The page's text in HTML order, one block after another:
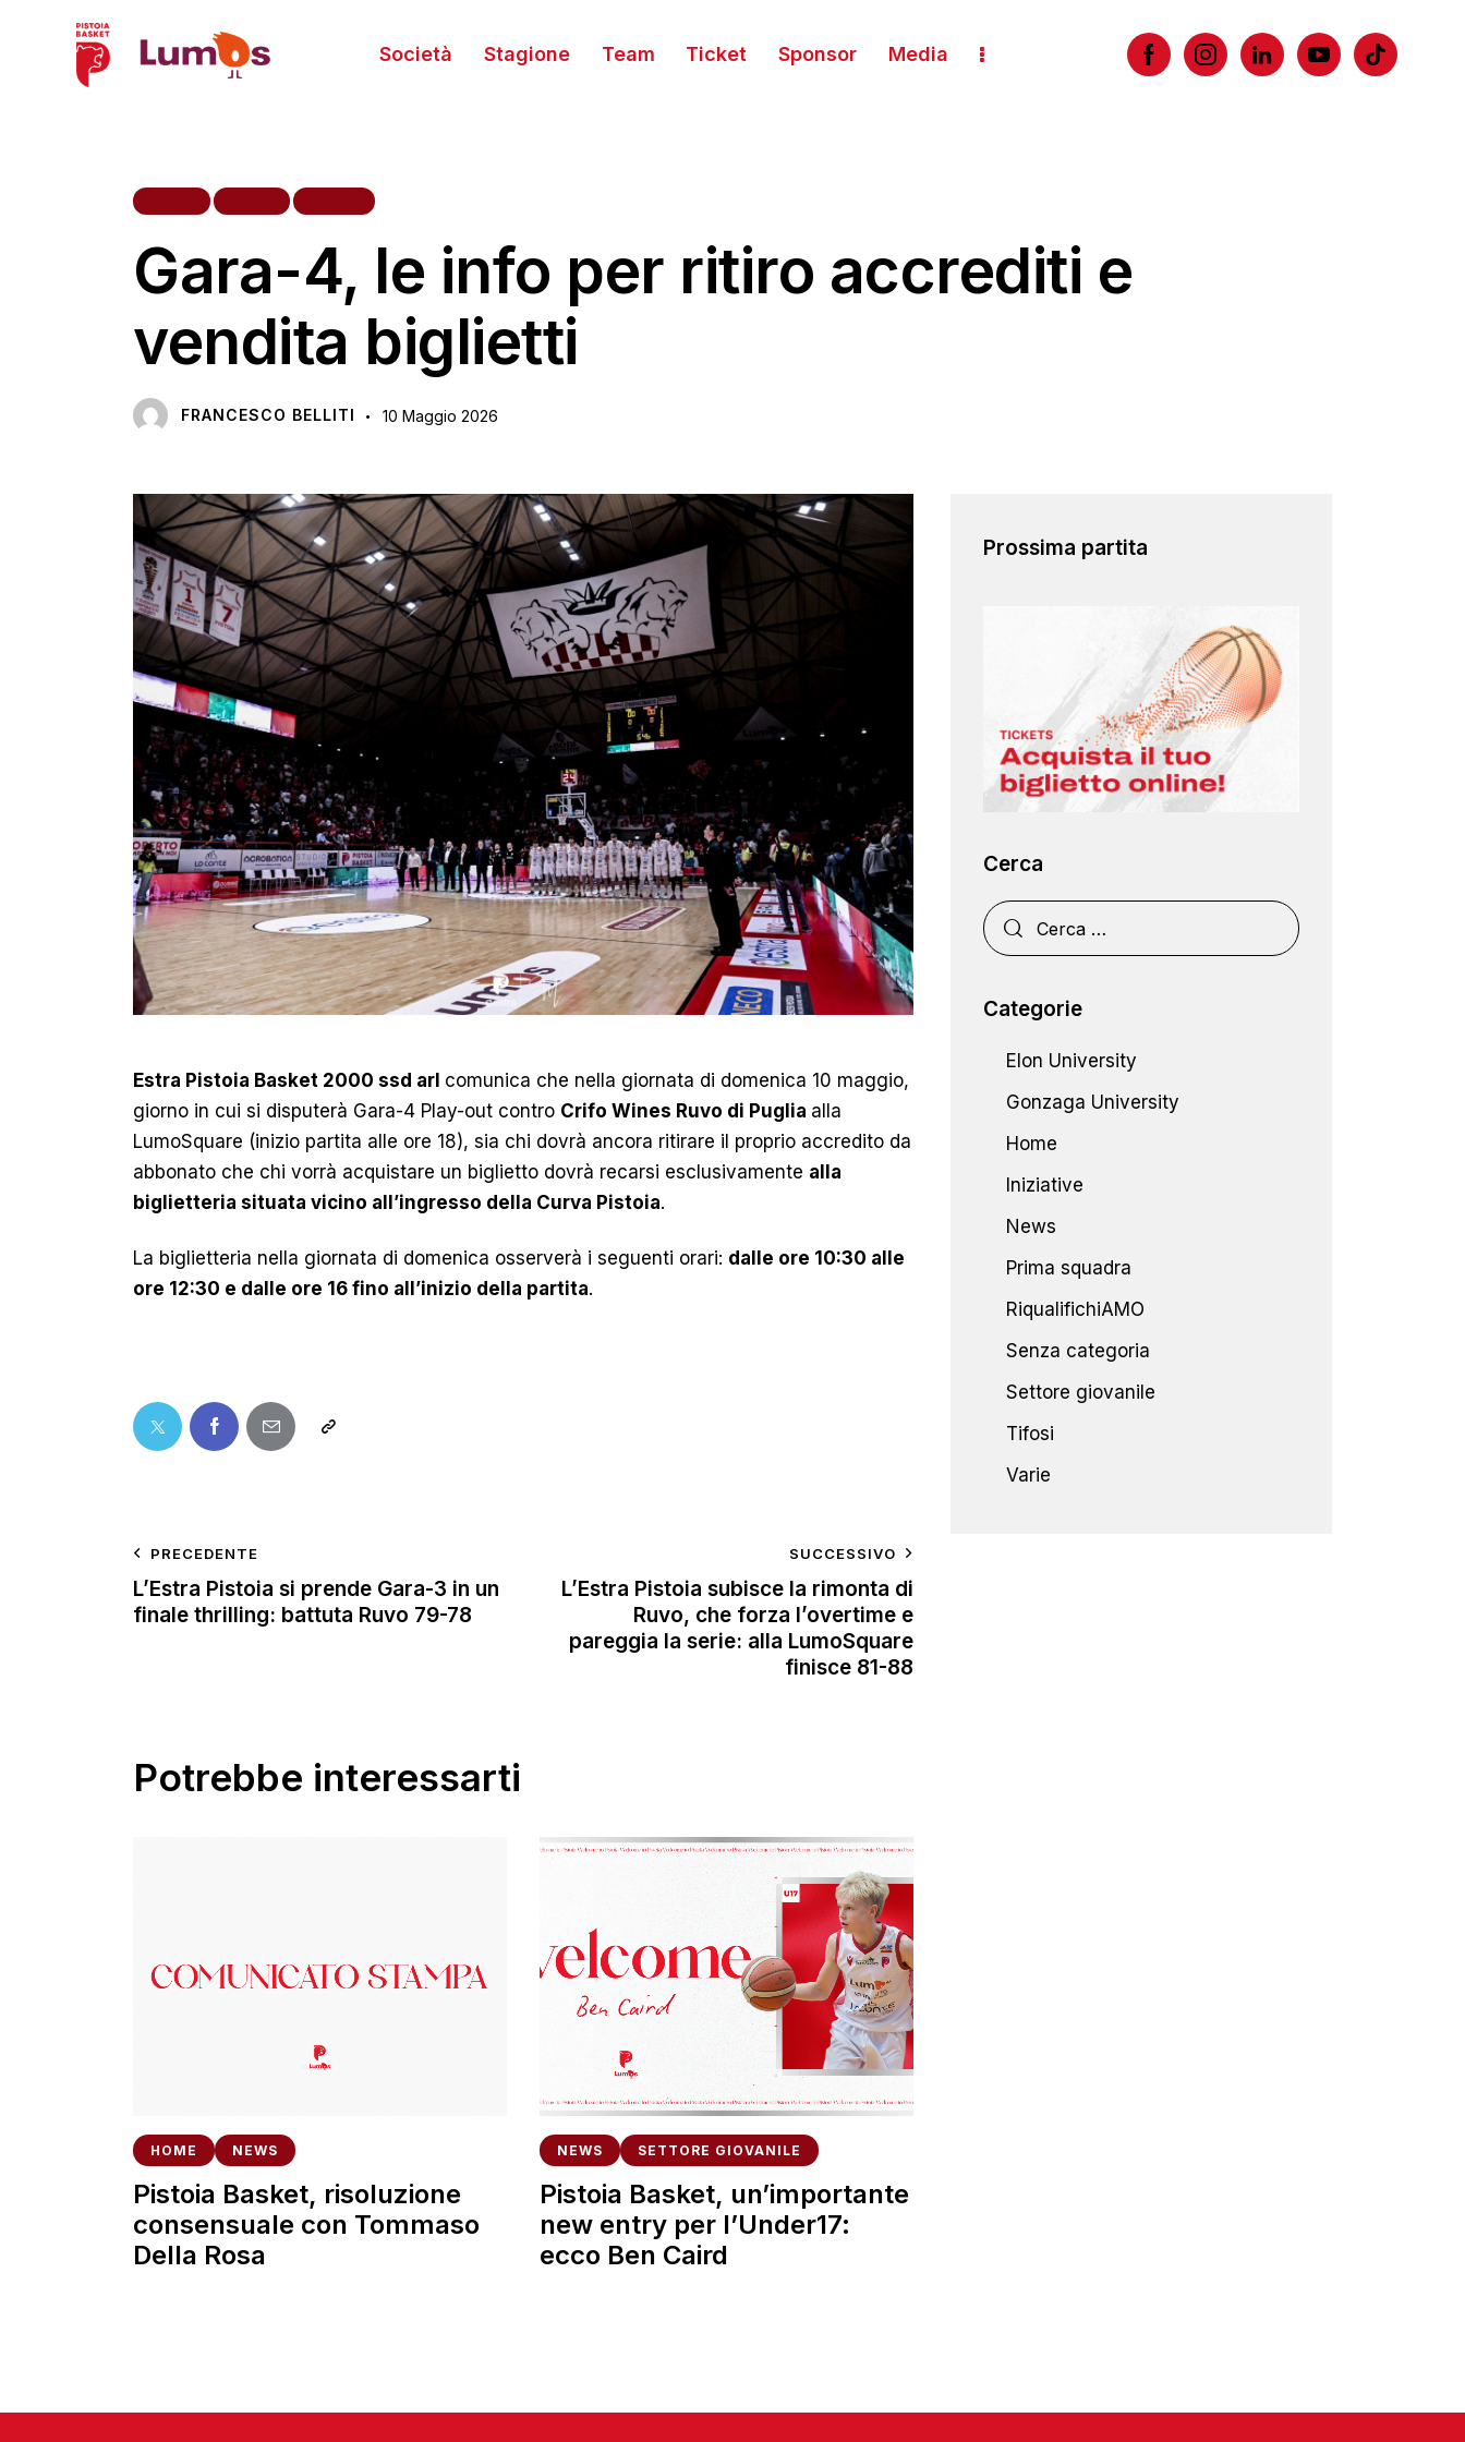
Società Stagione Team Ticket Sponsor Media
Gara-4, le info per ritiro accrediti e
vendita biglietti
FRANCESCO BELLITI 10 Maggio 2026
Estra Pistoia Basket 2000 ssd arl comunica che nella giornata di domenica 10 maggio,
giorno in cui si disputerà Gara-4 Play-out contro Crifo Wines Ruvo di Puglia alla
LumoSquare (inizio partita alle ore 18), sia chi dovrà ancora ritirare il proprio accredito da
abbonato che chi vorrà acquistare un biglietto dovrà recarsi esclusivamente alla
biglietteria situata vicino all’ingresso della Curva Pistoia.
La biglietteria nella giornata di domenica osserverà i seguenti orari: dalle ore 10:30 alle
ore 12:30 e dalle ore 16 fino all’inizio della partita.
PRECEDENTE
L’Estra Pistoia si prende Gara-3 in un
finale thrilling: battuta Ruvo 79-78
SUCCESSIVO
L’Estra Pistoia subisce la rimonta di
Ruvo, che forza l’overtime e
pareggia la serie: alla LumoSquare
finisce 81-88
Potrebbe interessarti
HOME NEWS
Pistoia Basket, risoluzione
consensuale con Tommaso
Della Rosa
NEWS SETTORE GIOVANILE
Pistoia Basket, un’importante
new entry per l’Under17:
ecco Ben Caird
Prossima partita
Cerca
Categorie
Elon University
Gonzaga University
Home
Iniziative
News
Prima squadra
RiqualifichiAMO
Senza categoria
Settore giovanile
Tifosi
Varie